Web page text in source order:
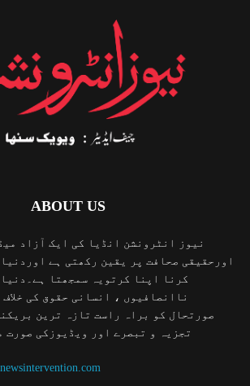
ABOUT US
نیوز انٹرونشن انڈیا کی ایک آزاد
اورحقیقی صحافت پر یقین رکھتی ہے
کرنا اپنا کرتویہ سمجھتا
ناانصافیوں ، انسانی حقوق کی
صورتحال کو براہ راست تازہ ترین
تجزیہ و تبصرے اور ویڈیوزکی صورت